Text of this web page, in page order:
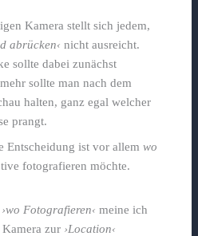
Kamera stellt sich jedem,
abrücken‹ nicht ausreicht.
sollte dabei zunächst
sollte man nach dem
halten, ganz egal welcher
prangt.
Entscheidung ist vor allemwo
fotografieren möchte.
›wo Fotografieren‹ meine ich
zur ›Location‹